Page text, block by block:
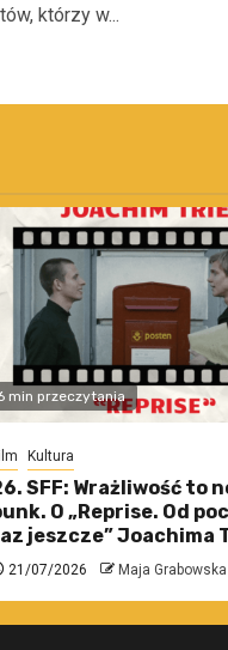
którzy w...
min przeczytania
Kultura
SFF: Wrażliwość to
O „Reprise. Od
jeszcze” Joachima
21/07/2026 Maja Grabowska